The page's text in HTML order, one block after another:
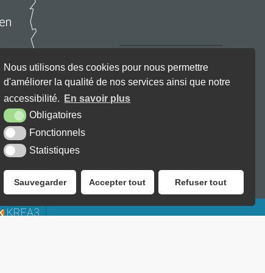
Nous utilisons des cookies pour nous permettre
d'améliorer la qualité de nos services ainsi que notre
accessibilité.
En savoir plus
Obligatoires
Fonctionnels
Statistiques
Sauvegarder Accepter tout Refuser tout
KREA3